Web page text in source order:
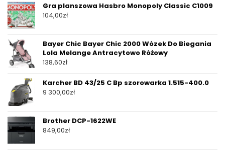
Gra planszowa Hasbro Monopoly Classic C1009
104,00zł
Bayer Chic Bayer Chic 2000 Wózek Do Biegania
Lola Melange Antracytowo Różowy
138,60zł
Karcher BD 43/25 C Bp szorowarka 1.515-400.0
9 300,00zł
Brother DCP-1622WE
849,00zł